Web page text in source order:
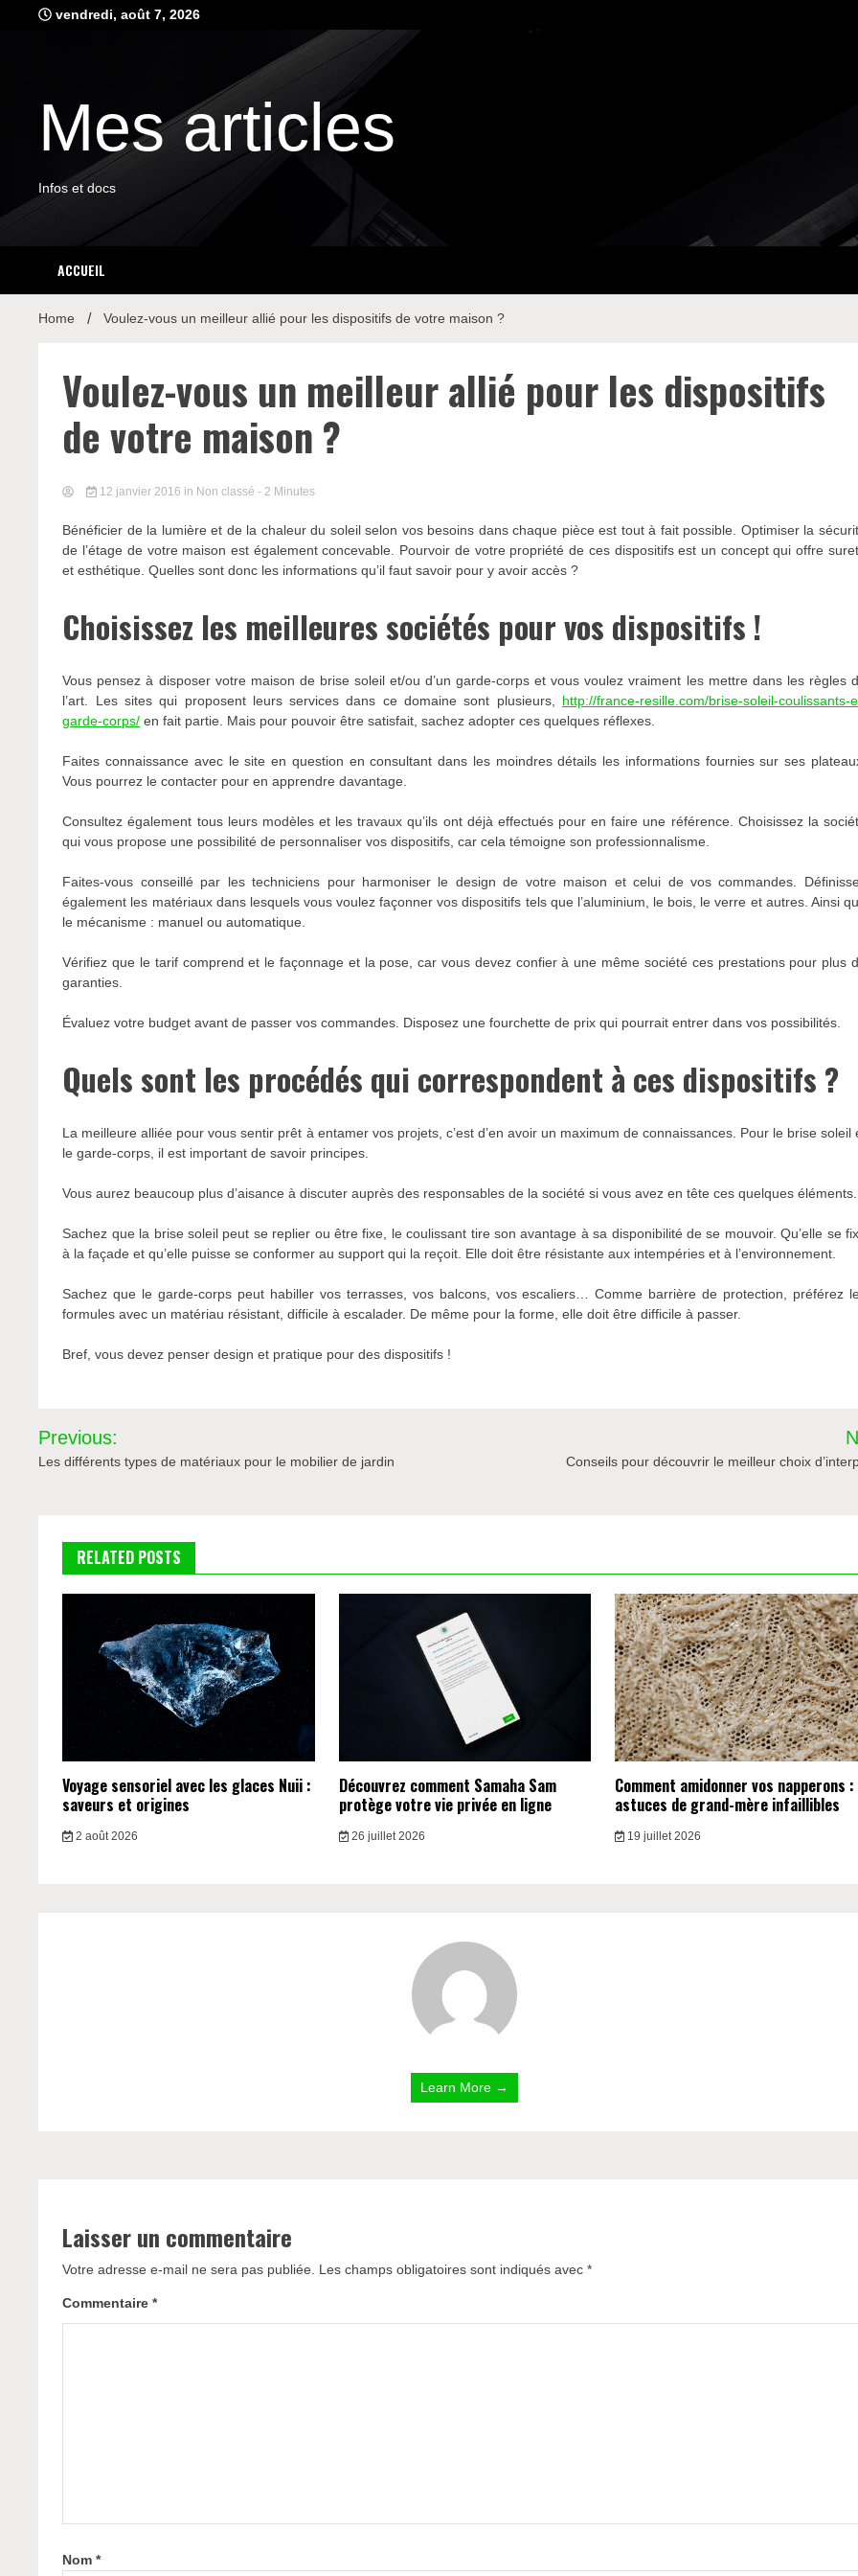
vendredi, août 7, 2026
Mes articles
Infos et docs
ACCUEIL
Home Voulez-vous un meilleur allié pour les dispositifs de votre maison ?
Voulez-vous un meilleur allié pour les dispositifs
de votre maison ?
12 janvier 2016 in Non classé - 2 Minutes
Bénéficier de la lumière et de la chaleur du soleil selon vos besoins dans chaque pièce est tout à fait possible. Optimiser la
de l’étage de votre maison est également concevable. Pourvoir de votre propriété de ces dispositifs est un concept qui offre
et esthétique. Quelles sont donc les informations qu’il faut savoir pour y avoir accès ?
Choisissez les meilleures sociétés pour vos dispositifs !
Vous pensez à disposer votre maison de brise soleil et/ou d’un garde-corps et vous voulez vraiment les mettre dans les règles
l’art. Les sites qui proposent leurs services dans ce domaine sont plusieurs, http://france-resille.com/brise-soleil-coulissants-
garde-corps/ en fait partie. Mais pour pouvoir être satisfait, sachez adopter ces quelques réflexes.
Faites connaissance avec le site en question en consultant dans les moindres détails les informations fournies sur ses
Vous pourrez le contacter pour en apprendre davantage.
Consultez également tous leurs modèles et les travaux qu’ils ont déjà effectués pour en faire une référence. Choisissez la
qui vous propose une possibilité de personnaliser vos dispositifs, car cela témoigne son professionnalisme.
Faites-vous conseillé par les techniciens pour harmoniser le design de votre maison et celui de vos commandes.
également les matériaux dans lesquels vous voulez façonner vos dispositifs tels que l’aluminium, le bois, le verre et autres. Ainsi
le mécanisme : manuel ou automatique.
Vérifiez que le tarif comprend et le façonnage et la pose, car vous devez confier à une même société ces prestations pour plus
garanties.
Évaluez votre budget avant de passer vos commandes. Disposez une fourchette de prix qui pourrait entrer dans vos possibilités.
Quels sont les procédés qui correspondent à ces dispositifs ?
La meilleure alliée pour vous sentir prêt à entamer vos projets, c’est d’en avoir un maximum de connaissances. Pour le brise soleil
le garde-corps, il est important de savoir principes.
Vous aurez beaucoup plus d’aisance à discuter auprès des responsables de la société si vous avez en tête ces quelques éléments.
Sachez que la brise soleil peut se replier ou être fixe, le coulissant tire son avantage à sa disponibilité de se mouvoir. Qu’elle se
à la façade et qu’elle puisse se conformer au support qui la reçoit. Elle doit être résistante aux intempéries et à l’environnement.
Sachez que le garde-corps peut habiller vos terrasses, vos balcons, vos escaliers… Comme barrière de protection, préférez
formules avec un matériau résistant, difficile à escalader. De même pour la forme, elle doit être difficile à passer.
Bref, vous devez penser design et pratique pour des dispositifs !
Navigation
de
Previous:
Les différents types de matériaux pour le mobilier de jardin Conseils pour découvrir le meilleur choix
RELATED POSTS
Voyage sensoriel avec les glaces Nuii :
saveurs et origines
2 août 2026
Découvrez comment Samaha Sam
protège votre vie privée en ligne
26 juillet 2026
Comment amidonner vos napperons :
astuces de grand-mère infaillibles
19 juillet 2026
Learn More →
Laisser un commentaire
Votre adresse e-mail ne sera pas publiée. Les champs obligatoires sont indiqués avec*
Commentaire*
Nom*